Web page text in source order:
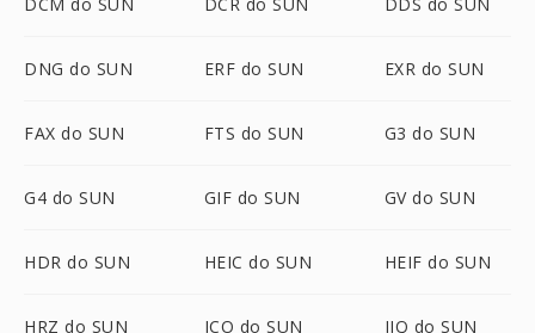
DNG do SUN ERF do SUN EXR do SUN
FAX do SUN FTS do SUN G3 do SUN
G4 do SUN GIF do SUN GV do SUN
HDR do SUN HEIC do SUN HEIF do SUN
HRZ do SUN ICO do SUN IIQ do SUN